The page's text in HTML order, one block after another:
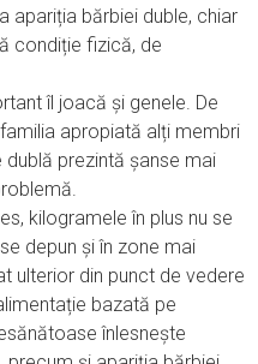
apariția bărbiei duble, chiar
condiție fizică, de
îl joacă și genele. De
apropiată alți membri
prezintă șanse mai
kilogramele în plus nu se
depun și în zone mai
ulterior din punct de vedere
bazată pe
înlesnește